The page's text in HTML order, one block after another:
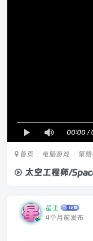
00:00 /
首页 电脑游戏 策
太空工程师/
星主
4个月前发布